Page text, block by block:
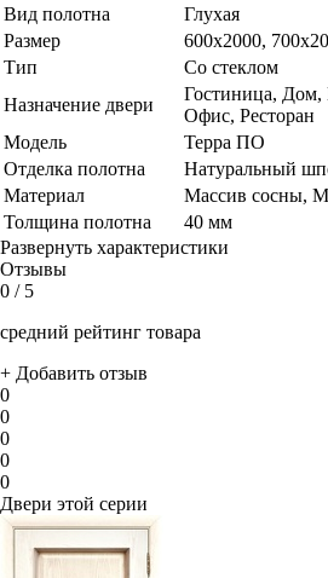
Вид полотна
Глухая
Размер
600x2000,
Тип
Со стеклом
Назначение двери
Гостиница, Дом,
Офис, Ресторан
Модель
Терра ПО
Отделка полотна
Натуральный
Материал
Массив сосны,
Толщина полотна
40 мм
Развернуть характеристики
Отзывы
0 / 5
средний рейтинг товара
+ Добавить отзыв
0
0
0
0
0
Двери этой серии